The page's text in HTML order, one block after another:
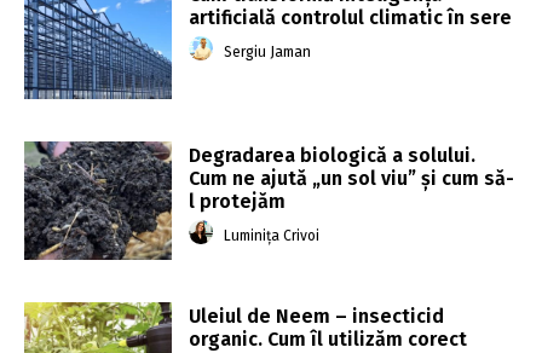
artificială controlul climatic în sere
Sergiu Jaman
Degradarea biologică a solului.
Cum ne ajută „un sol viu” și cum să-
l protejăm
Luminița Crivoi
Uleiul de Neem – insecticid
organic. Cum îl utilizăm corect